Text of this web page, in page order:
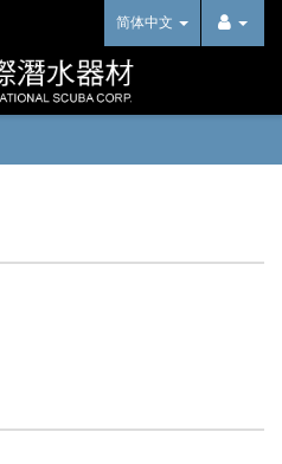
简体中文